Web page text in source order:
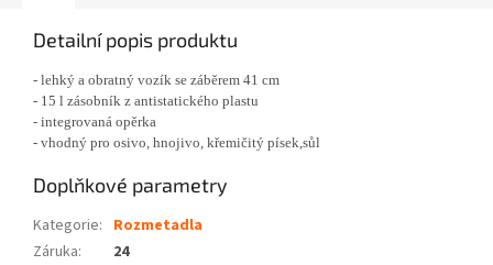
Detailní popis produktu
- lehký a obratný vozík se záběrem 41 cm
- 15 l zásobník z antistatického plastu
- integrovaná opěrka
- vhodný pro osivo, hnojivo, křemičitý písek,sůl
Doplňkové parametry
Kategorie: Rozmetadla
Záruka:
24